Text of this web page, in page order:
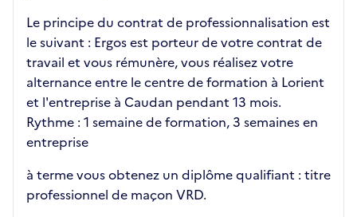
Le principe du contrat de professionnalisation est
le suivant : Ergos est porteur de votre contrat de
travail et vous rémunère, vous réalisez votre
alternance entre le centre de formation à Lorient
et l'entreprise à Caudan pendant 13 mois.
Rythme : 1 semaine de formation, 3 semaines en
entreprise
à terme vous obtenez un diplôme qualifiant : titre
professionnel de maçon VRD.